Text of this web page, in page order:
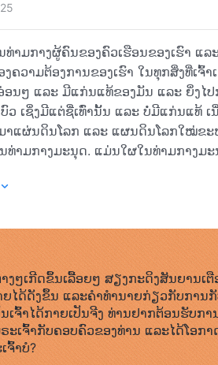
ທ່າມກາງຜູ້ຄົນຂອງຄົວເຮືອນຂອງເຮົາ ແ
ຄວາມຕ້ອງການຂອງເຮົາ ໃນທຸກສິ່ງທີ່ເຈົ້
ອນໆ ແລະ ມີແກ່ນແທ້ຂອງມັນ ແລະ ຍິ່ງໄ
ວ ເຊິ່ງມີແຕ່ຊື່ເທົ່ານັ້ນ ແລະ ບໍ່ມີແກ່ນແທ້
າແຜ່ນດິນໂລກ ແລະ ແຜນດິນໂລກໃໝ່ຂະ
ທ່າມກາງມະນຸດ. ແມ່ນໃຜໃນທ່າມກາງມ
ບໍ່ມີຫຍັງໃນອາວະກາດທີ່ບໍ່ໄດ້ຖືກຈັດກຽມ
ກ ເນື່ອງຈາກວ່າ ເຮົາແມ່ນພຣະເຈົ້າແຫ່
ະ ຮູ້ຈັກພວກເຂົາເປັນຢ່າງດີ. ທຸກຄົນແມ່ນ
ສາມາດຫຼີກເວັ້ນການກວດສອບຢ່າງລະອ
ງເຮົາ ແຕ່ພວກເຂົາກໍຍັງລ່ວງເກີນພຣະວິ
ສ່ວນເລິກຂອງຫົວໃຈຂອງພວກເຂົາ ແລະ
ມລົງໃນທ່າມກາງຄວາມກວດສອບຂອງເຮົ
າມກາງສິ່ງຊົງສ້າງ, ມີໃຜແດ່ທີ່ບໍ່ຮັກເຮົາ
ງໆເກີດຂຶ້ນເລື້ອຍໆ ສຽງກະດິງສັນຍານເ
ໄດ້ດັງຂຶ້ນ ແລະຄໍາທໍານາຍກ່ຽວກັບການ
ເຈົ້າໄດ້ກາຍເປັນຈີງ ທ່ານຢາກຕ້ອນຮັບກ
ະເຈົ້າກັບຄອບຄົວຂອງທ່ານ ແລະໄດ້ໂອກາ
ຈົ້າບໍ?